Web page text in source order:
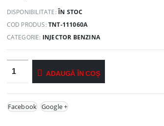
DISPONIBILITATE:ÎN STOC
COD PRODUS:TNT-111060A
CATEGORIE: INJECTOR BENZINA
ADAUGĂ ÎN COȘ
Facebook Google +